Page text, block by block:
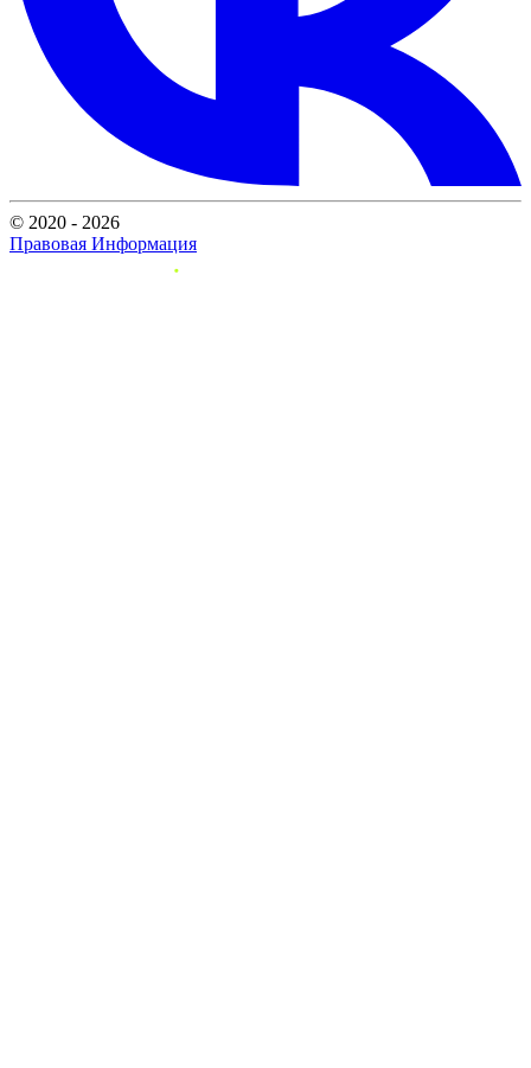
© 2020 - 2026
Правовая Информация